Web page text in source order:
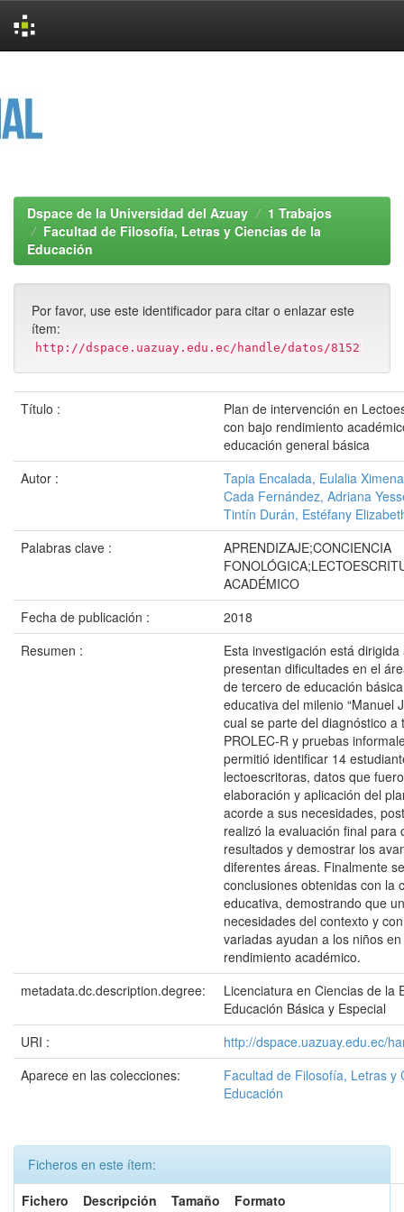
Dspace de la Universidad del Azuay
1 Trabajos
Facultad de Filosofía, Letras y Ciencias de la
Educación
Por favor, use este identificador para citar o enlazar este
ítem:
http://dspace.uazuay.edu.ec/handle/datos/8152
Título :
Plan de intervención en
con bajo rendimiento
educación general básica
Autor :
Tapia Encalada, Eulalia Ximena
Cada Fernández, Adriana
Tintín Durán, Estéfany
Palabras clave :
APRENDIZAJE;CONCIENCIA
ACADÉMICO
Fecha de publicación :
2018
Resumen :
Esta investigación está
presentan dificultades en el
de tercero de educación
educativa del milenio “Manuel
cual se parte del diagnóstico a
PROLEC-R y pruebas
permitió identificar 14
lectoescritoras, datos que
elaboración y aplicación del
acorde a sus necesidades,
realizó la evaluación final para
resultados y demostrar los
diferentes áreas. Finalmente
conclusiones obtenidas con la
educativa, demostrando que
necesidades del contexto y
variadas ayudan a los niños
rendimiento académico.
metadata.dc.description.degree:
Licenciatura en Ciencias de la
Educación Básica y Especial
URI :
http://dspace.uazuay.edu.ec/
Aparece en las colecciones:
Facultad de Filosofía, Letras y
Educación
Ficheros en este ítem:
Fichero
Descripción Tamaño
Formato